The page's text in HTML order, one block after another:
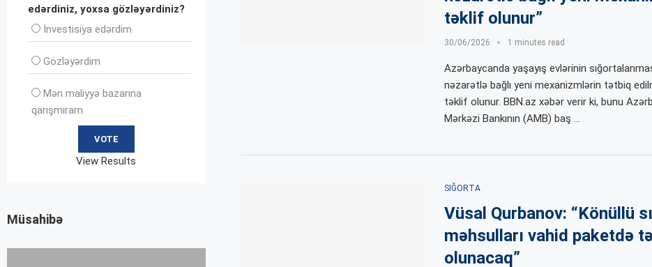
təklif olunur”
30/06/2026 1 minutes read
Azərbaycanda yaşayış evlərinin
nəzarətlə bağlı yeni mexanizmlərin tətbiq
təklif olunur. BBN.az xəbər verir ki, bunu
Mərkəzi Bankının (AMB) baş …
SIĞORTA
Vüsal Qurbanov: “Könüllü
məhsulları vahid paketdə
olunacaq”
edərdiniz, yoxsa gözləyərdiniz?
İnvеstisiya edərdim
Gözləyərdim
Mən maliyyə bazarına
qarışmıram
View Results
Müsahibə